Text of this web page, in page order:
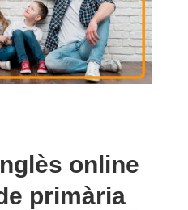
online
primària